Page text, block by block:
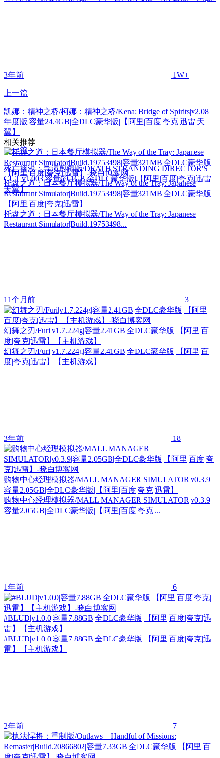
3年前 1W+
上一篇
凯娜：精神之桥/柯娜：精神之桥/Kena: Bridge of Spirits|v2.08
年度版|容量24.4GB|全DLC豪华版|【阿里|百度|夸克|迅雷|天
翼】
下一篇
死亡搁浅：导演剪辑版/DEATH STRANDING DIRECTOR'S
CUT|v1.003|容量69.1GB|全DLC豪华版|【阿里|百度|夸克|迅雷|
天翼】
相关推荐
托盘之道：日本餐厅模拟器/The Way of the Tray: Japanese
Restaurant Simulator|Build.19753498|容量321MB|全DLC豪华版|
【阿里|百度|夸克|迅雷】
托盘之道：日本餐厅模拟器/The Way of the Tray: Japanese
Restaurant Simulator|Build.19753498...
11个月前 3
幻舞之刃/Furi|v1.7.224g|容量2.41GB|全DLC豪华版|【阿里|百
度|夸克|迅雷】【主机游戏】
幻舞之刃/Furi|v1.7.224g|容量2.41GB|全DLC豪华版|【阿里|百
度|夸克|迅雷】【主机游戏】
3年前 18
购物中心经理模拟器/MALL MANAGER SIMULATOR|v0.3.9|
容量2.05GB|全DLC豪华版|【阿里|百度|夸克|迅雷】
购物中心经理模拟器/MALL MANAGER SIMULATOR|v0.3.9|
容量2.05GB|全DLC豪华版|【阿里|百度|夸克|...
1年前 6
#BLUD|v1.0.0|容量7.88GB|全DLC豪华版|【阿里|百度|夸克|迅
雷】【主机游戏】
#BLUD|v1.0.0|容量7.88GB|全DLC豪华版|【阿里|百度|夸克|迅
雷】【主机游戏】
2年前 7